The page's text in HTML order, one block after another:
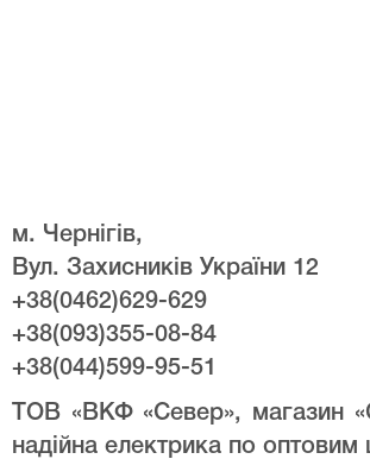
м. Чернігів,
Вул. Захисників України 12
+38(0462)629-629
+38(093)355-08-84
+38(044)599-95-51
ТОВ «ВКФ «Север», магазин
надійна електрика по оптовим